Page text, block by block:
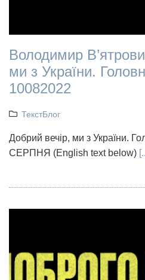
Володимир
ми з України.
10082022
ТекстБлог
Добрий вечір, ми з України.
СЕРПНЯ (English text below)